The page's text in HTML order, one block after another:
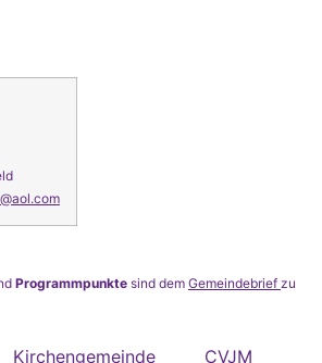
Programmpunkte sind dem Gemeindebrief zu
Kirchengemeinde CVJM